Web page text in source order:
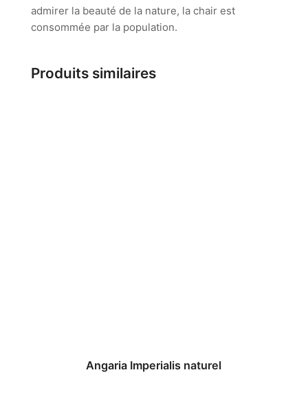
admirer la beauté de la nature, la chair est
consommée par la population.
Produits similaires
Angaria Imperialis naturel